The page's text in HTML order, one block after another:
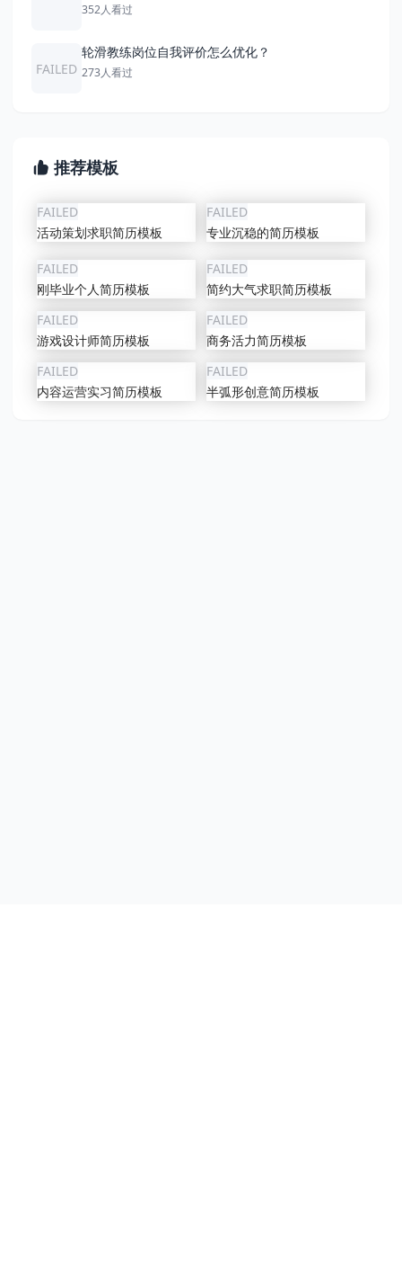
352人看过
FAILED
轮滑教练岗位自我评价怎么优化？
273人看过
推荐模板
FAILED
活动策划求职简历模板
FAILED
专业沉稳的简历模板
FAILED
刚毕业个人简历模板
FAILED
简约大气求职简历模板
FAILED
游戏设计师简历模板
FAILED
商务活力简历模板
FAILED
内容运营实习简历模板
FAILED
半弧形创意简历模板